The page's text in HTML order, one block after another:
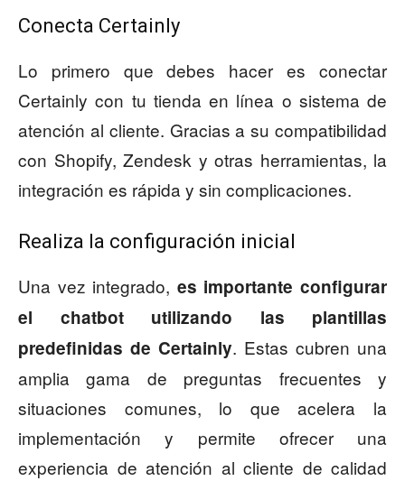
Conecta Certainly
Lo primero que debes hacer es conectar
Certainly con tu tienda en línea o sistema de
atención al cliente. Gracias a su compatibilidad
con Shopify, Zendesk y otras herramientas, la
integración es rápida y sin complicaciones.
Realiza la configuración inicial
Una vez integrado, es importante configurar
el chatbot utilizando las plantillas
predefinidas de Certainly. Estas cubren una
amplia gama de preguntas frecuentes y
situaciones comunes, lo que acelera la
implementación y permite ofrecer una
experiencia de atención al cliente de calidad